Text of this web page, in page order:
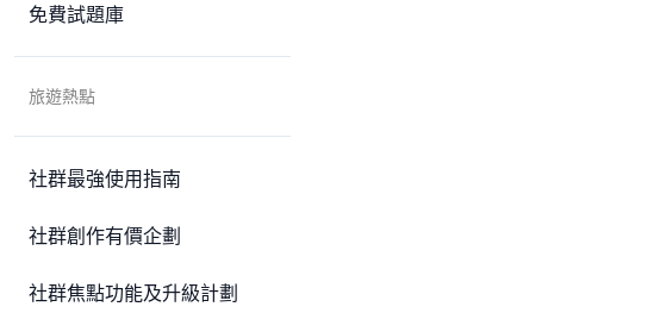
免費試題庫
旅遊熱點
社群最強使用指南
社群創作有價企劃
社群焦點功能及升級計劃